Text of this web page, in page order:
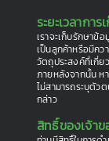
ระยะเวลาก
เราจะเก็บรักษาข้
เป็นลูกค้าหรือมีคว
วัตถุประสงค์ที่เกี่ย
ภายหลังจากนั้น ห
ไม่สามารถระบุตัว
กล่าว
สิทธิ์ของเจ้า